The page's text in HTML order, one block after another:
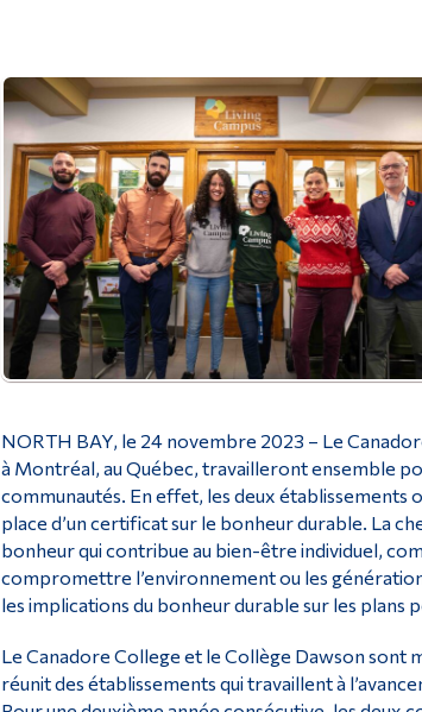
NORTH BAY, le 24 novembre 2023 – Le
à Montréal, au Québec, travailleront ensemble
communautés. En effet, les deux
place d’un certificat sur le bonheur durable. La
bonheur qui contribue au bien-être individuel,
compromettre l’environnement ou les
les implications du bonheur durable sur les plans
Le Canadore College et le Collège Dawson sont
réunit des établissements qui travaillent à